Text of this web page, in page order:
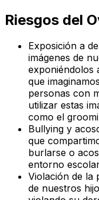
Riesgos del
Exposición a
imágenes de
exponiéndolos
que
personas con
utilizar estas
como el
Bullying y
que
burlarse o
entorno
Violación de la
de nuestros